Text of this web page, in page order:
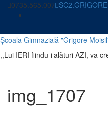
Skip0735.565.007
Școala Gimnazială "Grigore
,,Lui IERI fiindu-i alături AZI, va
img_1707